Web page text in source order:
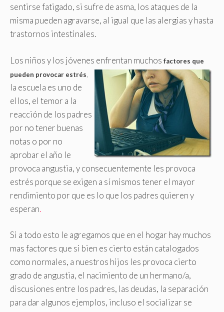
sentirse fatigado, si sufre de asma, los ataques de la
misma pueden agravarse, al igual que las alergias y hasta
trastornos intestinales.
Los niños y los jóvenes enfrentan muchos factores que
pueden provocar estrés
la escuela es uno de
ellos, el temor a la
reacción de los padres
por no tener buenas
notas o por no
aprobar el año le
provoca angustia, y consecuentemente les provoca
estrés porque se exigen a sí mismos tener el mayor
rendimiento por que es lo que los padres quieren y
esperan.
Si a todo esto le agregamos que en el hogar hay muchos
mas factores que si bien es cierto están catalogados
como normales, a nuestros hijos les provoca cierto
grado de angustia, el nacimiento de un hermano/a,
discusiones entre los padres, las deudas, la separación
para dar algunos ejemplos, incluso el socializar se